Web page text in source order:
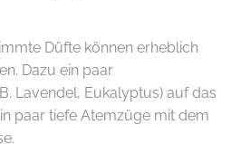
Düfte können erheblich
Dazu ein paar
Lavendel, Eukalyptus) auf das
paar tiefe Atemzüge mit dem